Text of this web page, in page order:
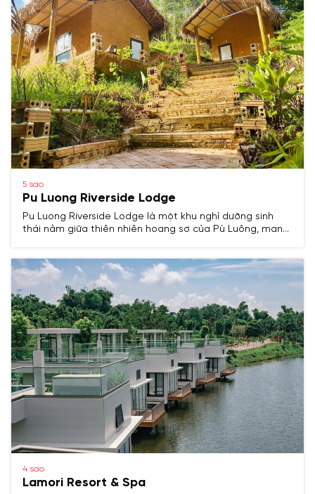
5 sao
Pu Luong Riverside Lodge
Pu Luong Riverside Lodge là một khu nghỉ dưỡng sinh
thái nằm giữa thiên nhiên hoang sơ của Pù Luông, mang
bình.
4 sao
Lamori Resort & Spa